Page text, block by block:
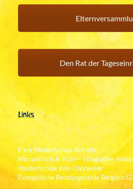
Den Rat der
Links
Freie Waldorfschule Refrath
Michaeli Schule Köln — Integrative
Waldorfschule Köln Chorweiler
Evangelische Beratungsstelle Bergisch